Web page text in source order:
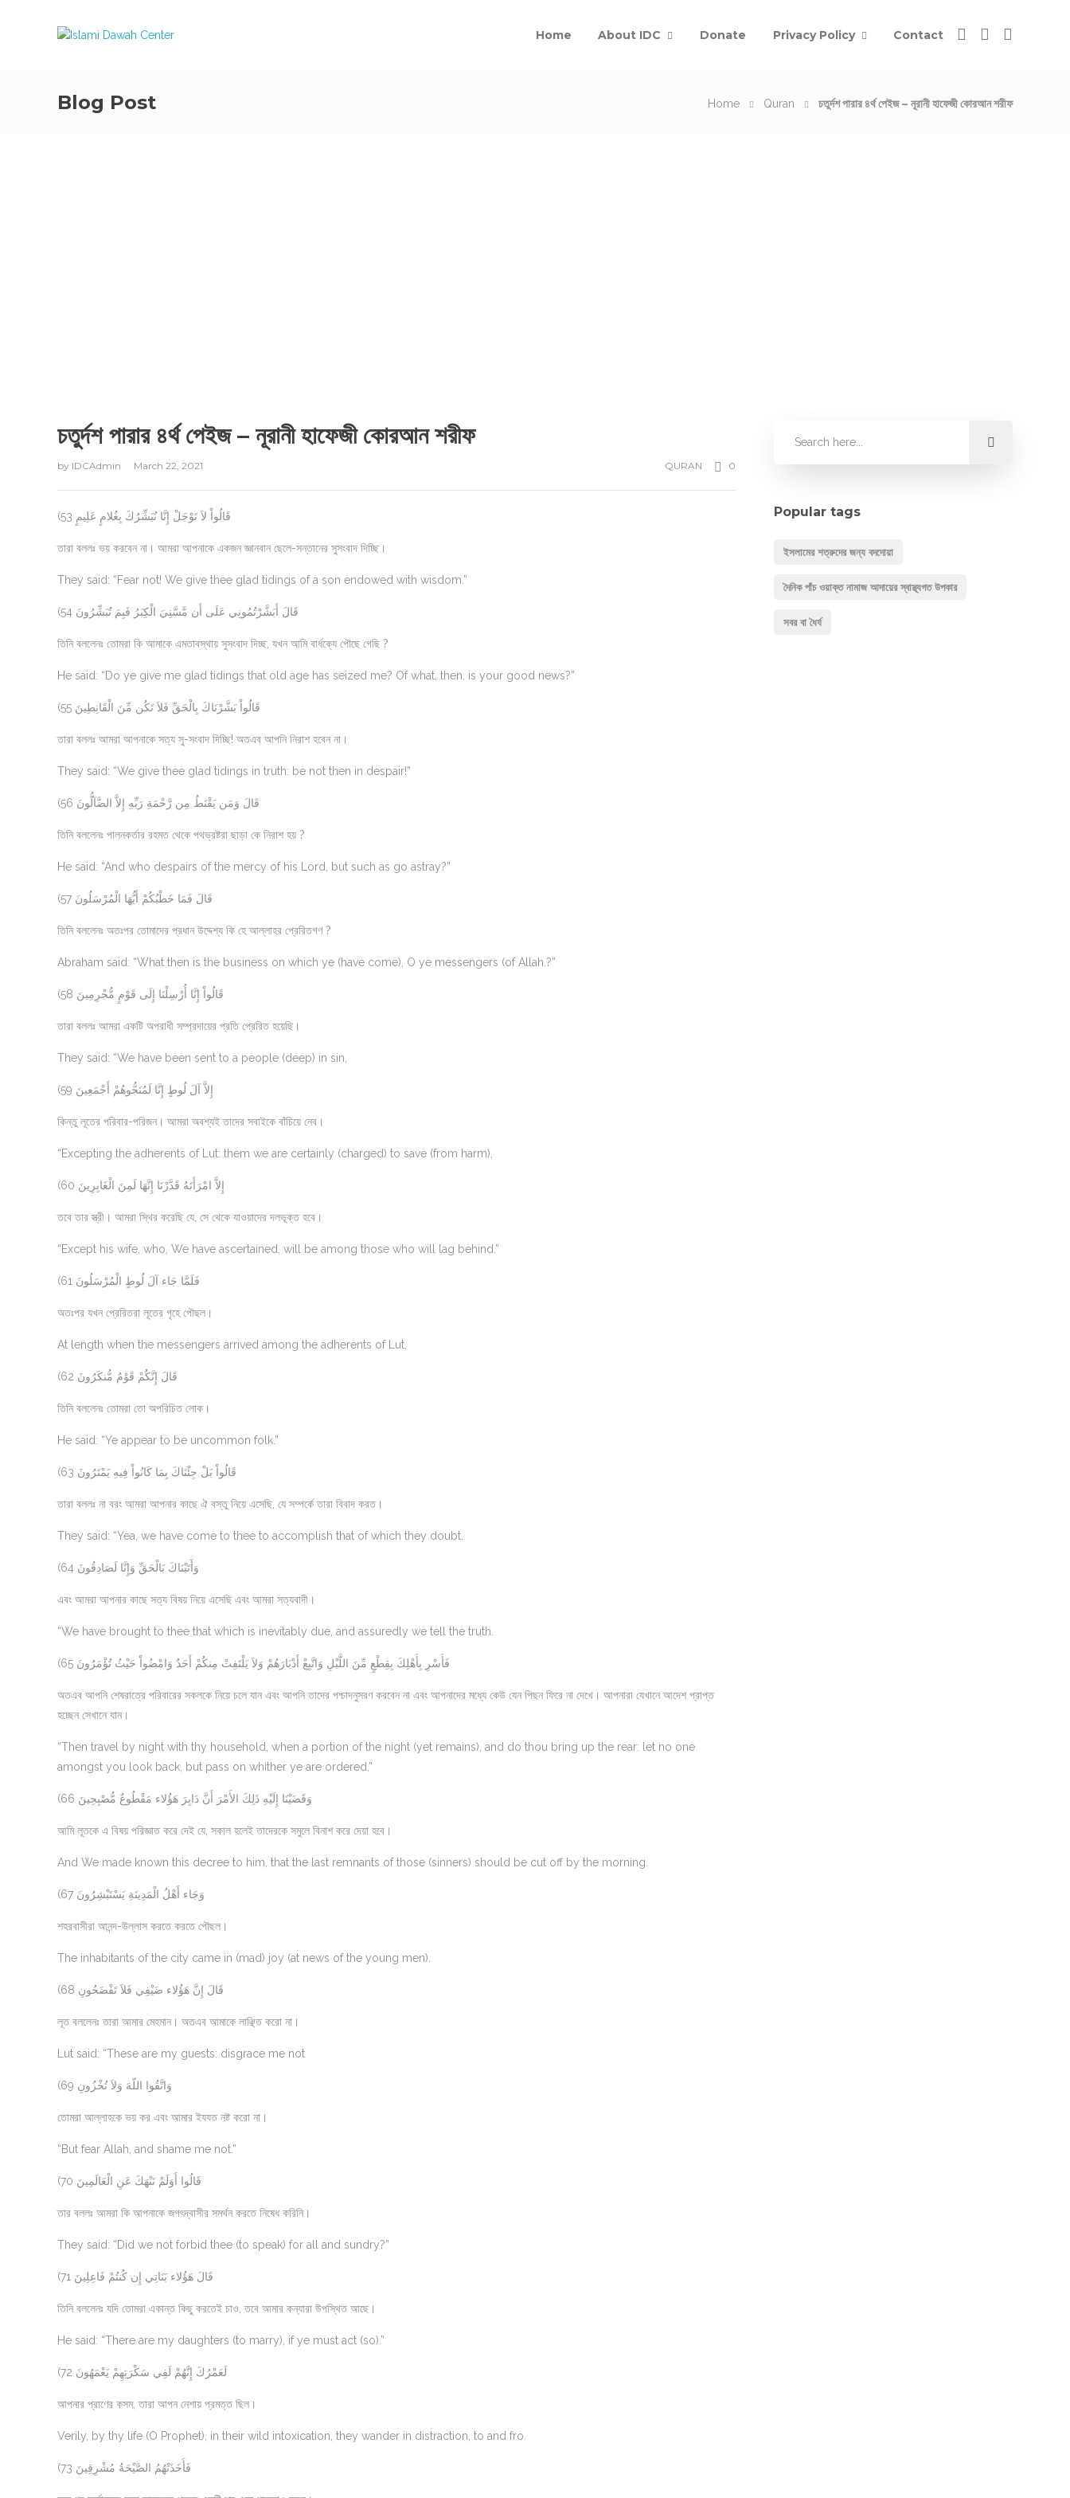
Home About IDC Donate Privacy Policy Contact
Blog Post Home Quran চতুর্দশ পারার ৪র্থ পেইজ – নূরানী হাফেজী কোরআন শরীফ
চতুর্দশ পারার ৪র্থ পেইজ – নূরানী হাফেজী কোরআন শরীফ
by IDCAdmin March 22, 2021 QURAN 0
(53 قَالُواْ لاَ تَوْجَلْ إِنَّا نُبَشِّرُكَ بِغُلامٍ عَلِيمٍ
তারা বললঃ ভয় করবেন না। আমরা আপনাকে একজন জ্ঞানবান ছেলে-সন্তানের সুসংবাদ দিচ্ছি।
They said: “Fear not! We give thee glad tidings of a son endowed with wisdom.”
(54 قَالَ أَبَشَّرْتُمُونِي عَلَى أَن مَّسَّنِيَ الْكِبَرُ فَبِمَ تُبَشِّرُونَ
তিনি বললেনঃ তোমরা কি আমাকে এমতাবস্থায় সুসংবাদ দিচ্ছ, যখন আমি বার্ধক্যে পৌছে গেছি ?
He said: “Do ye give me glad tidings that old age has seized me? Of what, then, is your good news?”
(55 قَالُواْ بَشَّرْنَاكَ بِالْحَقِّ فَلاَ تَكُن مِّنَ الْقَانِطِينَ
তারা বললঃ আমরা আপনাকে সত্য সু-সংবাদ দিচ্ছি! অতএব আপনি নিরাশ হবেন না।
They said: “We give thee glad tidings in truth: be not then in despair!”
(56 قَالَ وَمَن يَقْنَطُ مِن رَّحْمَةِ رَبِّهِ إِلاَّ الضَّآلُّونَ
তিনি বললেনঃ পালনকর্তার রহমত থেকে পথভ্রষ্টরা ছাড়া কে নিরাশ হয় ?
He said: “And who despairs of the mercy of his Lord, but such as go astray?”
(57 قَالَ فَمَا خَطْبُكُمْ أَيُّهَا الْمُرْسَلُونَ
তিনি বললেনঃ অতঃপর তোমাদের প্রধান উদ্দেশ্য কি হে আল্লাহর প্রেরিতগণ ?
Abraham said: “What then is the business on which ye (have come), O ye messengers (of Allah.?”
(58 قَالُواْ إِنَّا أُرْسِلْنَا إِلَى قَوْمٍ مُّجْرِمِينَ
তারা বললঃ আমরা একটি অপরাধী সম্প্রদায়ের প্রতি প্রেরিত হয়েছি।
They said: “We have been sent to a people (deep) in sin,
(59 إِلاَّ آلَ لُوطٍ إِنَّا لَمُنَجُّوهُمْ أَجْمَعِينَ
কিন্তু লূতের পরিবার-পরিজন। আমরা অবশ্যই তাদের সবাইকে বাঁচিয়ে নেব।
“Excepting the adherents of Lut: them we are certainly (charged) to save (from harm),
(60 إِلاَّ امْرَأَتَهُ قَدَّرْنَا إِنَّهَا لَمِنَ الْغَابِرِينَ
তবে তার স্ত্রী। আমরা স্থির করেছি যে, সে থেকে যাওয়াদের দলভূক্ত হবে।
“Except his wife, who, We have ascertained, will be among those who will lag behind.”
(61 فَلَمَّا جَاء آلَ لُوطٍ الْمُرْسَلُونَ
অতঃপর যখন প্রেরিতরা লূতের গৃহে পৌছল।
At length when the messengers arrived among the adherents of Lut,
(62 قَالَ إِنَّكُمْ قَوْمٌ مُّنكَرُونَ
তিনি বললেনঃ তোমরা তো অপরিচিত লোক।
He said: “Ye appear to be uncommon folk.”
(63 قَالُواْ بَلْ جِئْنَاكَ بِمَا كَانُواْ فِيهِ يَمْتَرُونَ
তারা বললঃ না বরং আমরা আপনার কাছে ঐ বস্তু নিয়ে এসেছি, যে সম্পর্কে তারা বিবাদ করত।
They said: “Yea, we have come to thee to accomplish that of which they doubt.
(64 وَأَتَيْنَاكَ بَالْحَقِّ وَإِنَّا لَصَادِقُونَ
এবং আমরা আপনার কাছে সত্য বিষয় নিয়ে এসেছি এবং আমরা সত্যবাদী।
“We have brought to thee that which is inevitably due, and assuredly we tell the truth.
(65 فَأَسْرِ بِأَهْلِكَ بِقِطْعٍ مِّنَ اللَّيْلِ وَاتَّبِعْ أَدْبَارَهُمْ وَلاَ يَلْتَفِتْ مِنكُمْ أَحَدٌ وَامْضُواْ حَيْثُ تُؤْمَرُونَ
অতএব আপনি শেষরাত্রে পরিবারের সকলকে নিয়ে চলে যান এবং আপনি তাদের পশ্চাদনুসরণ করবেন না এবং আপনাদের মধ্যে কেউ যেন পিছন ফিরে না দেখে। আপনারা যেখানে আদেশ প্রাপ্ত
হচ্ছেন সেখানে যান।
“Then travel by night with thy household, when a portion of the night (yet remains), and do thou bring up the rear: let no one
amongst you look back, but pass on whither ye are ordered.”
(66 وَقَضَيْنَا إِلَيْهِ ذَلِكَ الأَمْرَ أَنَّ دَابِرَ هَؤُلاء مَقْطُوعٌ مُّصْبِحِينَ
আমি লূতকে এ বিষয় পরিজ্ঞাত করে দেই যে, সকাল হলেই তাদেরকে সমুলে বিনাশ করে দেয়া হবে।
And We made known this decree to him, that the last remnants of those (sinners) should be cut off by the morning.
(67 وَجَاء أَهْلُ الْمَدِينَةِ يَسْتَبْشِرُونَ
শহরবাসীরা আনন্দ-উল্লাস করতে করতে পৌছল।
The inhabitants of the city came in (mad) joy (at news of the young men).
(68 قَالَ إِنَّ هَؤُلاء ضَيْفِي فَلاَ تَفْضَحُونِ
লূত বললেনঃ তারা আমার মেহমান। অতএব আমাকে লাঞ্ছিত করো না।
Lut said: “These are my guests: disgrace me not
(69 وَاتَّقُوا اللّهَ وَلاَ تُخْزُونِ
তোমরা আল্লাহকে ভয় কর এবং আমার ইযযত নষ্ট করো না।
“But fear Allah, and shame me not.”
(70 قَالُوا أَوَلَمْ نَنْهَكَ عَنِ الْعَالَمِينَ
তার বললঃ আমরা কি আপনাকে জগৎদ্বাসীর সমর্থন করতে নিষেধ করিনি।
They said: “Did we not forbid thee (to speak) for all and sundry?”
(71 قَالَ هَؤُلاء بَنَاتِي إِن كُنتُمْ فَاعِلِينَ
তিনি বললেনঃ যদি তোমরা একান্ত কিছু করতেই চাও, তবে আমার কন্যারা উপস্থিত আছে।
He said: “There are my daughters (to marry), if ye must act (so).”
(72 لَعَمْرُكَ إِنَّهُمْ لَفِي سَكْرَتِهِمْ يَعْمَهُونَ
আপনার প্রাণের কসম, তারা আপন নেশায় প্রমত্ত ছিল।
Verily, by thy life (O Prophet), in their wild intoxication, they wander in distraction, to and fro.
(73 فَأَخَذَتْهُمُ الصَّيْحَةُ مُشْرِقِينَ
Popular tags
ইসলামের শত্রুদের জন্য বদদোয়া
দৈনিক পাঁচ ওয়াক্ত নামাজ আদায়ের স্বাস্থ্যগত উপকার
সবর বা ধৈর্য